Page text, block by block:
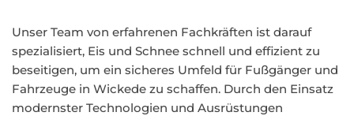
Unser Team von erfahrenen Fachkräften ist darauf
spezialisiert, Eis und Schnee schnell und effizient zu
beseitigen, um ein sicheres Umfeld für Fußgänger und
Fahrzeuge in Wickede zu schaffen. Durch den Einsatz
modernster Technologien und Ausrüstungen